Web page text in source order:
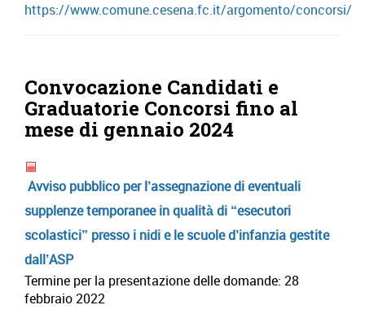
https://www.comune.cesena.fc.it/argomento/concorsi/
Convocazione Candidati e
Graduatorie Concorsi fino al
mese di gennaio 2024
Avviso pubblico per l’assegnazione di eventuali
supplenze temporanee in qualità di “esecutori
scolastici” presso i nidi e le scuole d’infanzia gestite
dall’ASP
Termine per la presentazione delle domande: 28
febbraio 2022